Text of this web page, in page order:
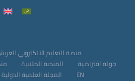
منصة التعليم الالكتروني
المنصة الطلابية
جولة افتراضية
المجلة العلمية
EN